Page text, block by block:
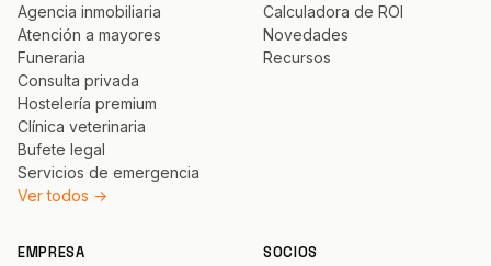
Agencia inmobiliaria
Atención a mayores
Funeraria
Consulta privada
Hostelería premium
Clínica veterinaria
Bufete legal
Servicios de emergencia
Ver todos →
Calculadora de ROI
Novedades
Recursos
EMPRESA
SOCIOS